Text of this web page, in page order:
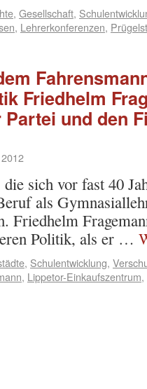
, Gesellschaft,
, Lehrerkonferenzen,
Friedhelm
und den
sich vor fast 40
als
Friedhelm
Politik, als er …
, Schulentwicklung,
, Lippetor-Einkaufszentrum,